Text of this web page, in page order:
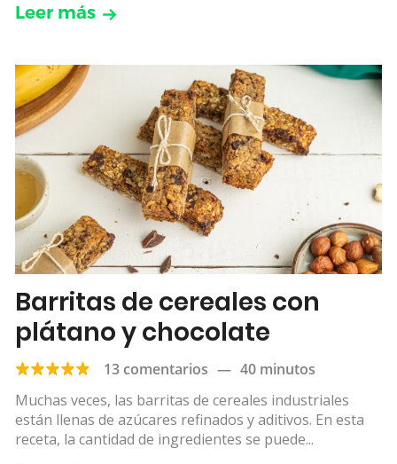
Leer más
Barritas de cereales con
plátano y chocolate
13 comentarios — 40 minutos
Muchas veces, las barritas de cereales industriales
están llenas de azúcares refinados y aditivos. En esta
receta, la cantidad de ingredientes se puede...